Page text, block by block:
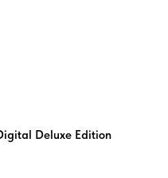
Deluxe Edition